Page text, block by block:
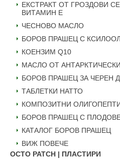
ЕКСТРАКТ ОТ ГРОЗДОВИ
ВИТАМИН Е
ЧЕСНОВО МАСЛО
БОРОВ ПРАШЕЦ С
КОЕНЗИМ Q10
МАСЛО ОТ
БОРОВ ПРАШЕЦ ЗА ЧЕРЕН
ТАБЛЕТКИ НАТТО
КОМПОЗИТНИ
БОРОВ ПРАШЕЦ С
КАТАЛОГ БОРОВ ПРАШЕЦ
ВИЖ ПОВЕЧЕ
OCTO PATCH | ПЛАСТИРИ